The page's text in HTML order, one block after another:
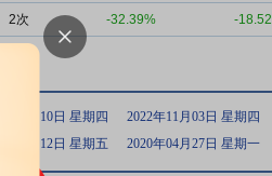
2次 -32.39% -
年11月10日 星期四 2022年11月03日 星期四
年06月12日 星期五 2020年04月27日 星期一